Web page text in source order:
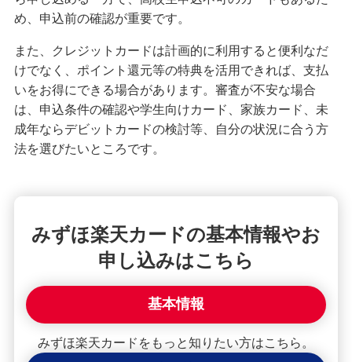
め、申込前の確認が重要です。
また、クレジットカードは計画的に利用すると便利なだ
けでなく、ポイント還元等の特典を活用できれば、支払
いをお得にできる場合があります。審査が不安な場合
は、申込条件の確認や学生向けカード、家族カード、未
成年ならデビットカードの検討等、自分の状況に合う方
法を選びたいところです。
みずほ楽天カードの基本情報やお
申し込みはこちら
基本情報
みずほ楽天カードをもっと知りたい方はこちら。